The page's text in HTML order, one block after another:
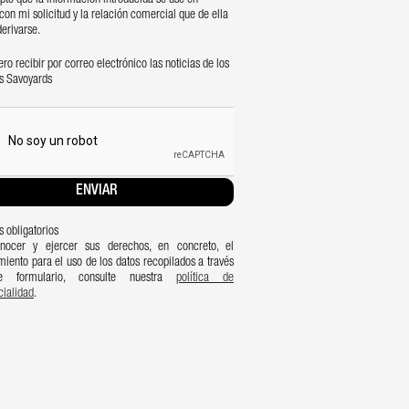
mi solicitud y la relación comercial que de ella
recibir por correo electrónico las noticias de los
Savoyards
obligatorios
y ejercer sus derechos, en concreto, el
para el uso de los datos recopilados a través
formulario, consulte nuestra política de
.